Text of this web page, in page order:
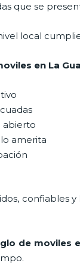
que se
local
en La
abierto
amerita
confiables
de moviles